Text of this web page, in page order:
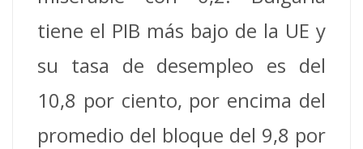
tiene el PIB más bajo de la UE y
su tasa de desempleo es del
10,8 por ciento, por encima del
promedio del bloque del 9,8 por